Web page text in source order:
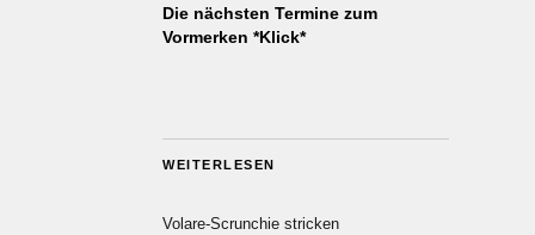
Die nächsten Termine zum
Vormerken *Klick*
WEITERLESEN
Volare-Scrunchie stricken